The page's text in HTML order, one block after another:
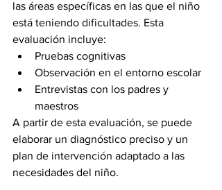
las áreas específicas en las que el niño
está teniendo dificultades. Esta
evaluación incluye:
Pruebas cognitivas
Observación en el entorno escolar
Entrevistas con los padres y
maestros
A partir de esta evaluación, se puede
elaborar un diagnóstico preciso y un
plan de intervención adaptado a las
necesidades del niño.